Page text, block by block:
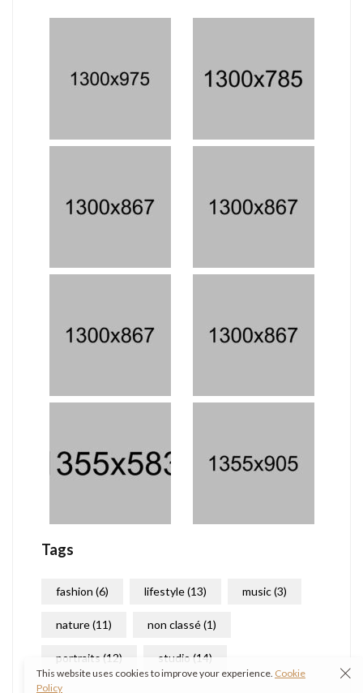
Tags
fashion (6) lifestyle(13) music(3)
nature(11) non classé(1)
portraits (12) studio (14)
This website uses cookies to improve your experience. Cookie
Policy